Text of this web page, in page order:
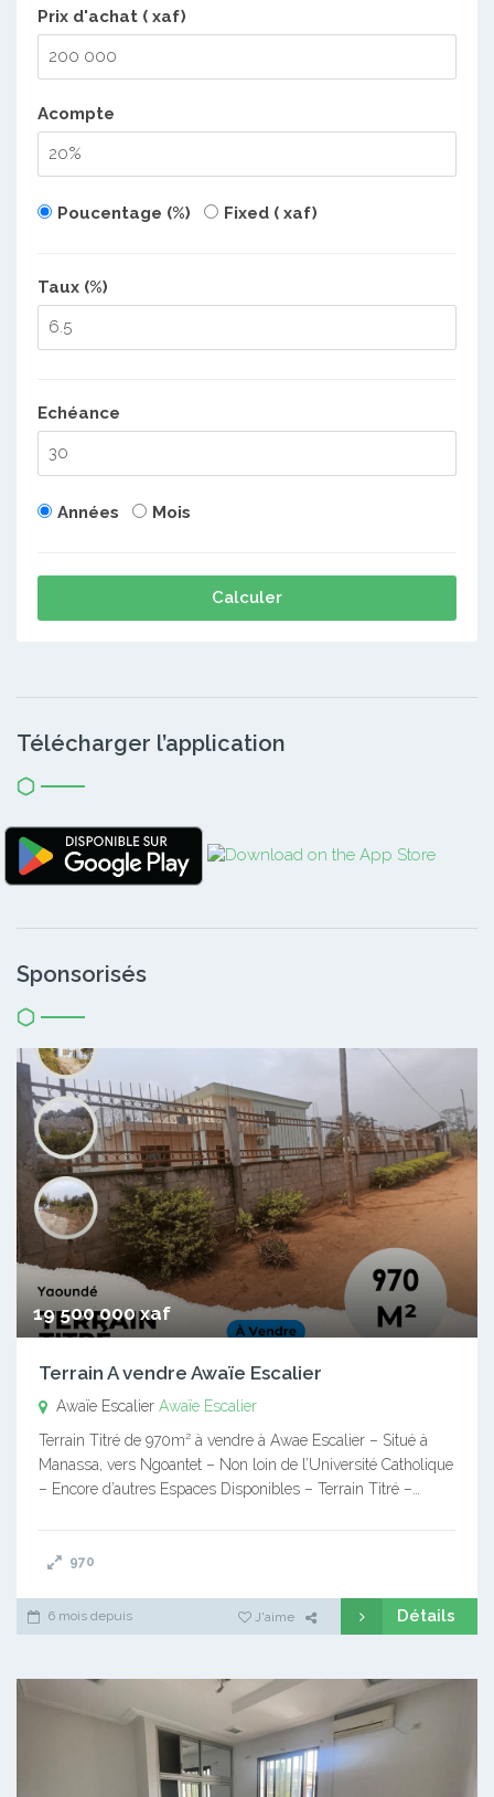
Prix d'achat ( xaf)
Acompte
Poucentage (%) Fixed ( xaf)
Taux (%)
Echéance
Années Mois
Calculer
Télécharger l’application
Sponsorisés
19 500 000 xaf
Terrain A vendre Awaïe Escalier
Awaïe Escalier Awaïe Escalier
Terrain Titré de 970m² à vendre à Awae Escalier – Situé à
Manassa, vers Ngoantet – Non loin de l’Université Catholique
– Encore d’autres Espaces Disponibles – Terrain Titré –…
970
6 mois depuis J'aime Détails